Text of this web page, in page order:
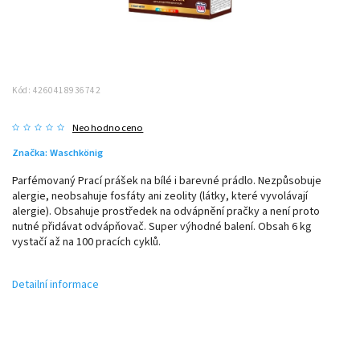
Kód: 4260418936742
Neohodnoceno
Značka: Waschkönig
Parfémovaný Prací prášek na bílé i barevné prádlo. Nezpůsobuje
alergie, neobsahuje fosfáty ani zeolity (látky, které vyvolávají
alergie). Obsahuje prostředek na odvápnění pračky a není proto
nutné přidávat odvápňovač. Super výhodné balení. Obsah 6 kg
vystačí až na 100 pracích cyklů.
Detailní informace